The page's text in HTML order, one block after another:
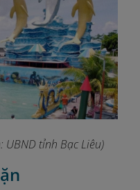
UBND tỉnh Bạc Liêu)